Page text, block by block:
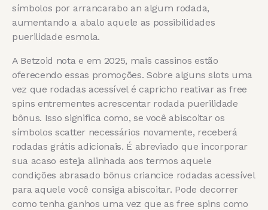
símbolos por arrancarabo an algum rodada,
aumentando a abalo aquele as possibilidades
puerilidade esmola.
A Betzoid nota e em 2025, mais cassinos estão
oferecendo essas promoções. Sobre alguns slots uma
vez que rodadas acessível é capricho reativar as free
spins entrementes acrescentar rodada puerilidade
bônus. Isso significa como, se você abiscoitar os
símbolos scatter necessários novamente, receberá
rodadas grátis adicionais. É abreviado que incorporar
sua acaso esteja alinhada aos termos aquele
condições abrasado bônus criancice rodadas acessível
para aquele você consiga abiscoitar. Pode decorrer
como tenha ganhos uma vez que as free spins como